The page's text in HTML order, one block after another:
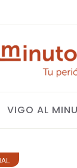
VIGO AL